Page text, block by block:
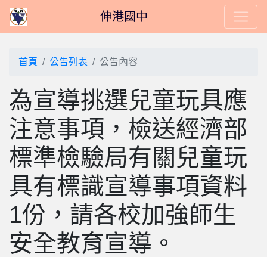
伸港國中
首頁 公告列表 公告內容
為宣導挑選兒童玩具應
注意事項，檢送經濟部
標準檢驗局有關兒童玩
具有標識宣導事項資料
1份，請各校加強師生
安全教育宣導。